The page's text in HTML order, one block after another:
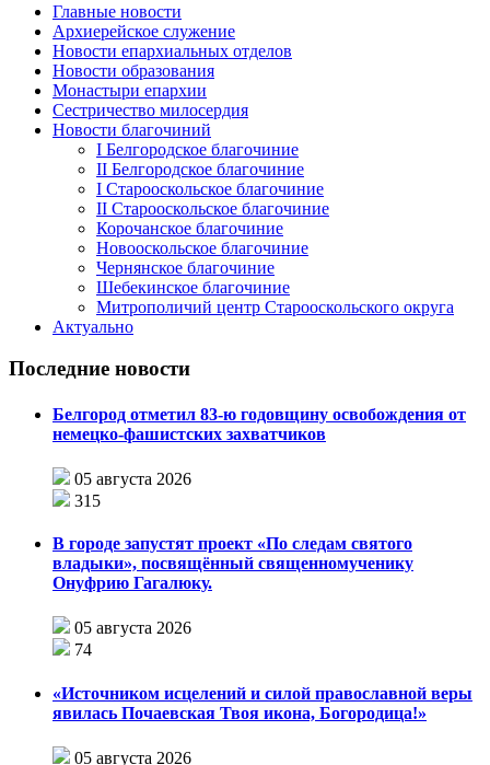
Главные новости
Архиерейское служение
Новости епархиальных отделов
Новости образования
Монастыри епархии
Сестричество милосердия
Новости благочиний
I Белгородское благочиние
II Белгородское благочиние
I Старооскольское благочиние
II Старооскольское благочиние
Корочанское благочиние
Новооскольское благочиние
Чернянское благочиние
Шебекинское благочиние
Митрополичий центр Старооскольского округа
Актуально
Последние новости
Белгород отметил 83-ю годовщину освобождения от
немецко-фашистских захватчиков
05 августа 2026
315
В городе запустят проект «По следам святого
владыки», посвящённый священномученику
Онуфрию Гагалюку.
05 августа 2026
74
«Источником исцелений и силой православной веры
явилась Почаевская Твоя икона, Богородица!»
05 августа 2026